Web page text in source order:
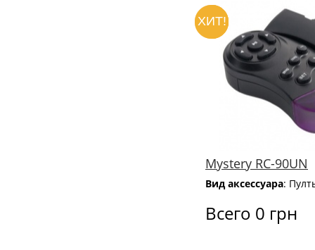
ХИТ!
Mystery RC-90UN
Вид аксессуара:
Всего 0 грн